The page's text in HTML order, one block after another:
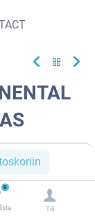
0
Tili